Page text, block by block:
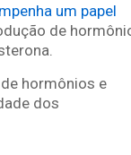
um papel
de
hormônios e
dos